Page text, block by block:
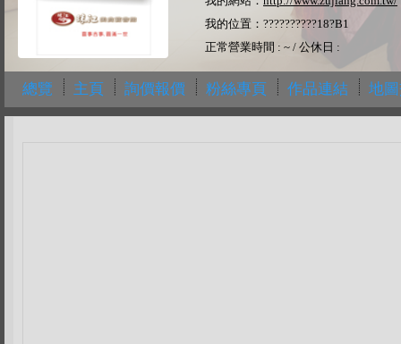
我的位置：??????????18?B1
正常營業時間 : ~ / 公休日 :
總覽 主頁 詢價報價 粉絲專頁 作品連結 地